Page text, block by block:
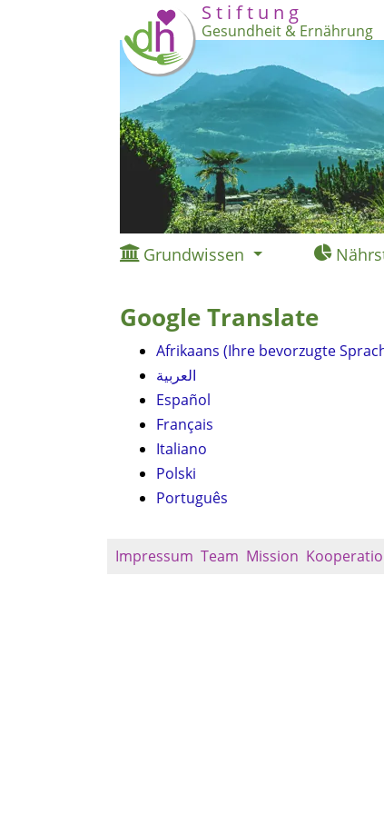
S t i f t u n g
Gesundheit & Ernährung
Grundwissen
Google Translate
Afrikaans (Ihre bevorzugte
العربية
Español
Français
Italiano
Polski
Português
Impressum Team Mission